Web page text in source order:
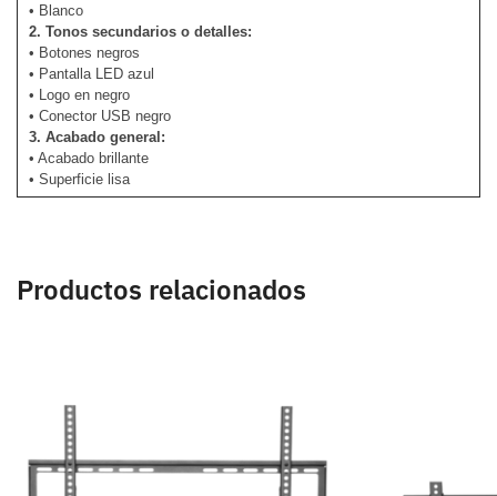
• Blanco
2. Tonos secundarios o detalles:
• Botones negros
• Pantalla LED azul
• Logo en negro
• Conector USB negro
3. Acabado general:
• Acabado brillante
• Superficie lisa
Productos relacionados